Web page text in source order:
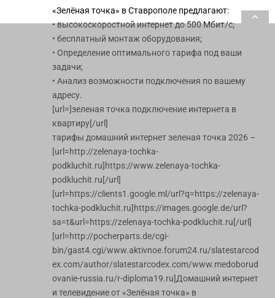
«Зелёная точка» в Ставрополе предлагают:
• высокоскоростной интернет до 500 Мбит/с;
• бесплатный монтаж оборудования;
• Определение оптимального тарифа под ваши
задачи;
• Анализ возможности подключения по вашему
адресу.
[url=]зеленая точка подключение интернета в
квартиру[/url]
тарифы домашний интернет зеленая точка 2026 –
[url=http://zelenaya-tochka-
podkluchit.ru]https://www.zelenaya-tochka-
podkluchit.ru[/url]
[url=https://clients1.google.ml/url?q=https://zelenaya-
tochka-podkluchit.ru]https://images.google.de/url?
sa=t&url=https://zelenaya-tochka-podkluchit.ru[/url]
[url=http://pocherparts.de/cgi-
bin/gast4.cgi/www.aktivnoe.forum24.ru/slatestarcod
ex.com/author/slatestarcodex.com/www.medoborud
ovanie-russia.ru/r-diploma19.ru]Домашний интернет
и телевидение от «Зелёная точка» в